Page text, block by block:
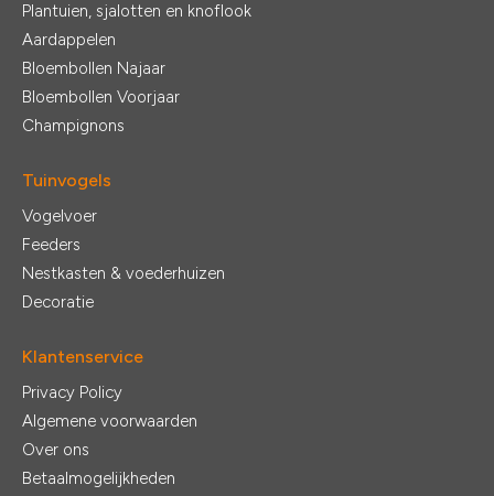
Plantuien, sjalotten en knoflook
Aardappelen
Bloembollen Najaar
Bloembollen Voorjaar
Champignons
Tuinvogels
Vogelvoer
Feeders
Nestkasten & voederhuizen
Decoratie
Klantenservice
Privacy Policy
Algemene voorwaarden
Over ons
Betaalmogelijkheden